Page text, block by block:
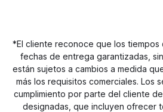
*El cliente reconoce que los tiempos
fechas de entrega garantizadas,
están sujetos a cambios a medida
más los requisitos comerciales. Los
cumplimiento por parte del cliente
designadas, que incluyen ofrecer